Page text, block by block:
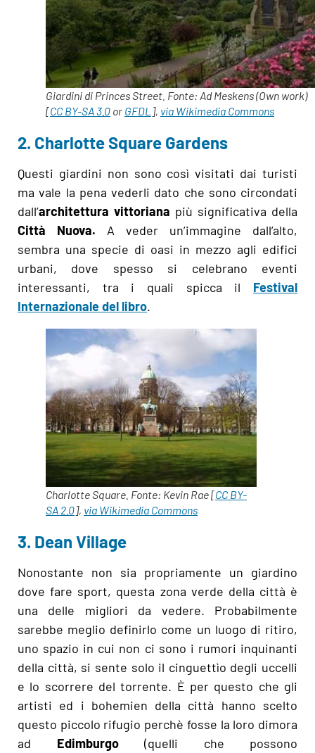
Giardini di Princes Street. Fonte: Ad Meskens (Own work)
[CC BY-SA 3.0 or GFDL ], via Wikimedia Commons
2. Charlotte Square Gardens
Questi giardini non sono così visitati dai turisti
ma vale la pena vederli dato che sono circondati
dall’architettura vittoriana più significativa della
Città Nuova. A veder un’immagine dall’alto,
sembra una specie di oasi in mezzo agli edifici
urbani, dove spesso si celebrano eventi
interessanti, tra i quali spicca il Festival
Internazionale del libro.
Charlotte Square. Fonte: Kevin Rae [CC BY-
SA 2.0], via Wikimedia Commons
3. Dean Village
Nonostante non sia propriamente un giardino
dove fare sport, questa zona verde della città è
una delle migliori da vedere. Probabilmente
sarebbe meglio definirlo come un luogo di ritiro,
uno spazio in cui non ci sono i rumori inquinanti
della città, si sente solo il cinguettìo degli uccelli
e lo scorrere del torrente. È per questo che gli
artisti ed i bohemien della città hanno scelto
questo piccolo rifugio perchè fosse la loro dimora
ad Edimburgo(quelli che possono